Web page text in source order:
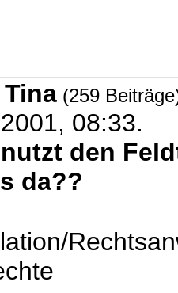
Tina (259
08:33.
den
da??